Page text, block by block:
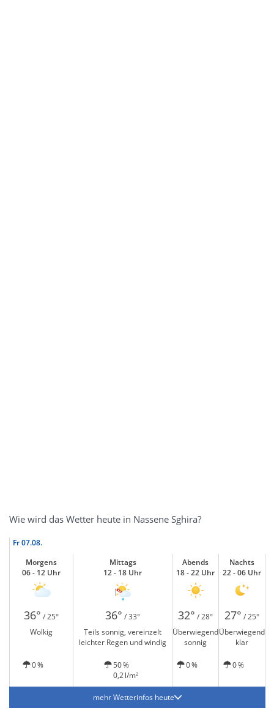
Wie wird das Wetter heute in Nassene Sghira?
Fr07.08.
Morgens
06 - 12 Uhr
Mittags
12 - 18 Uhr
Abends
18 - 22 Uhr
Nachts
22 - 06 Uhr
36° / 25° 36° / 33° 32° / 28° 27° / 25°
Wolkig
Teils sonnig, vereinzelt
leichter Regen und windig
Überwiegend
sonnig
Überwiegend
klar
0 %
50 %
0,2 l/m²
0 % 0 %
mehr Wetterinfos heute